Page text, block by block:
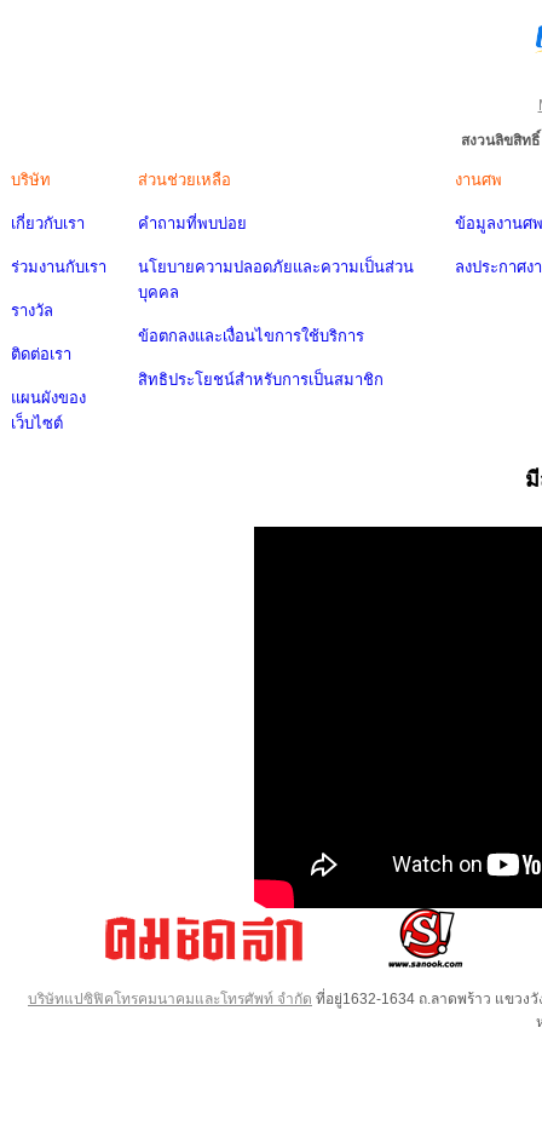
สงวนลิขสิท
บริษัท
เกี่ยวกับเรา
ร่วมงานกับเรา
รางวัล
ติดต่อเรา
แผนผังของ
เว็บไซต์
ส่วนช่วยเหลือ
คำถามที่พบบ่อย
นโยบายความปลอดภัยและความเป็นส่วน
บุคคล
ข้อตกลงและเงื่อนไขการใช้บริการ
สิทธิประโยชน์สำหรับการเป็นสมาชิก
งานศพ
ข้อมูลงานศพ
ลงประกาศง
บริษัทแปซิฟิคโทรคมนาคมและโทรศัพท์ จำกัด ที่อยู่1632-1634 ถ.ลาดพร้าว แขวง